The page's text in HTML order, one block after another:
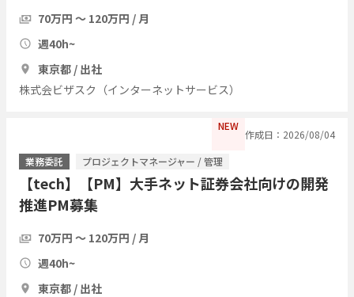
70万円 〜 120万円 / 月
週40h~
東京都 / 出社
株式会ビザスク（インターネットサービス）
NEW
作成日：2026/08/04
業務委託
プロジェクトマネージャー / 管理
【tech】【PM】大手ネット証券会社向けの開発
推進PM募集
70万円 〜 120万円 / 月
週40h~
東京都 / 出社